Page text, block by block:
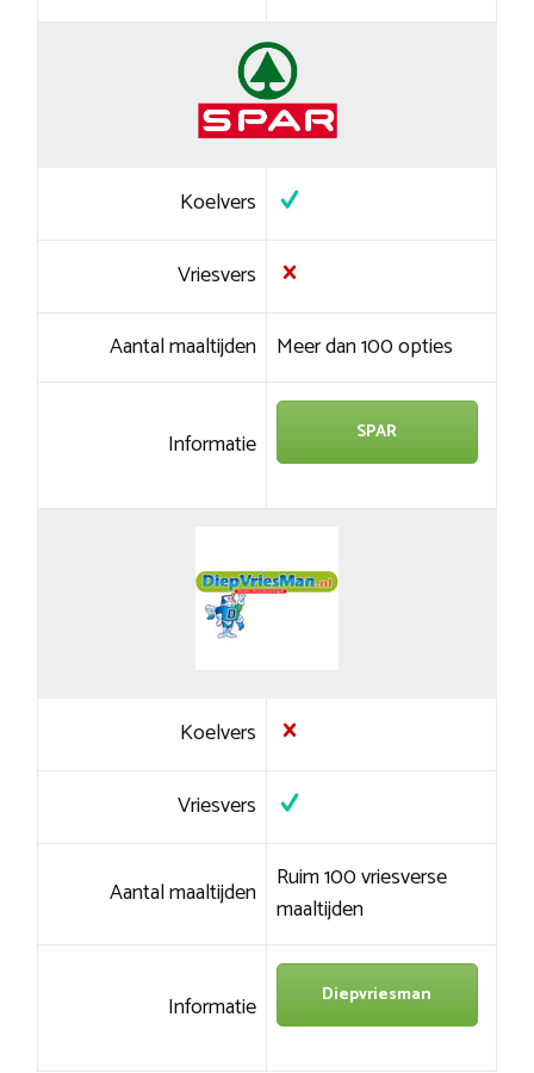
Koelvers
Vriesvers
Aantal maaltijden Meer dan 100 opties
Informatie SPAR
Koelvers
Vriesvers
Aantal maaltijden Ruim 100 vriesverse
maaltijden
Informatie Diepvriesman